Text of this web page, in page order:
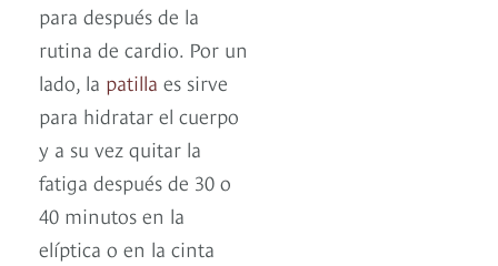
para después de la
rutina de cardio. Por un
lado, la patilla es sirve
para hidratar el cuerpo
y a su vez quitar la
fatiga después de 30 o
40 minutos en la
elíptica o en la cinta